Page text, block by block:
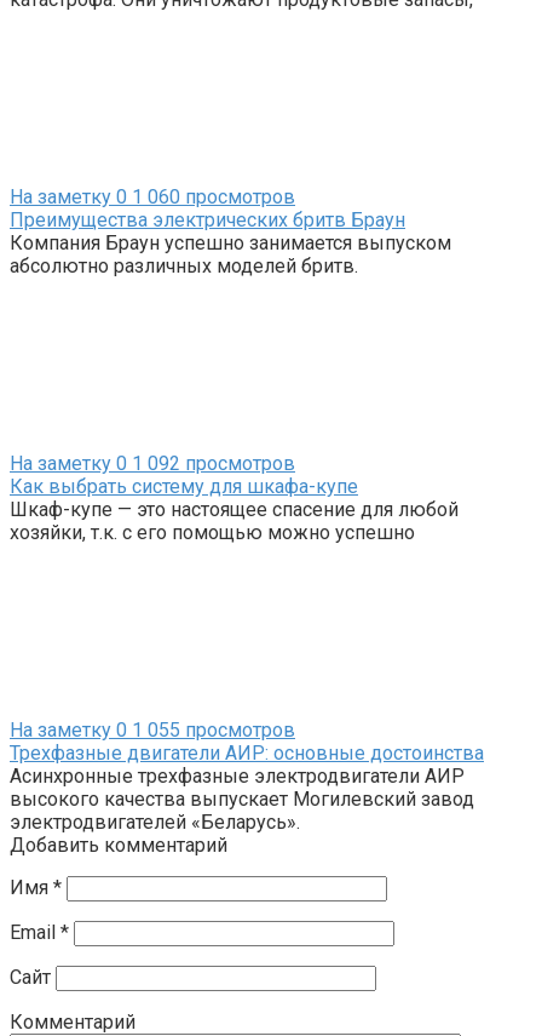
На заметку 0 1 060 просмотров
Преимущества электрических бритв Браун
Компания Браун успешно занимается выпуском
абсолютно различных моделей бритв.
На заметку 0 1 092 просмотров
Как выбрать систему для шкафа-купе
Шкаф-купе — это настоящее спасение для любой
хозяйки, т.к. с его помощью можно успешно
На заметку 0 1 055 просмотров
Трехфазные двигатели АИР: основные достоинства
Асинхронные трехфазные электродвигатели АИР
высокого качества выпускает Могилевский завод
электродвигателей «Беларусь».
Добавить комментарий
Имя *
Email *
Сайт
Комментарий